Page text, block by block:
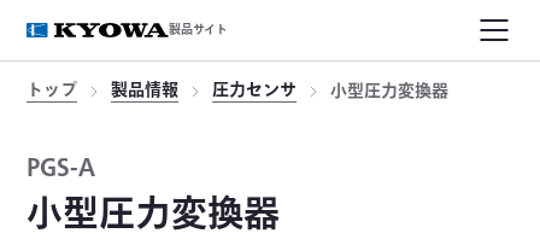
製品サイト
トップ 製品情報 圧力センサ 小型圧力変換器
PGS-A
小型圧力変換器